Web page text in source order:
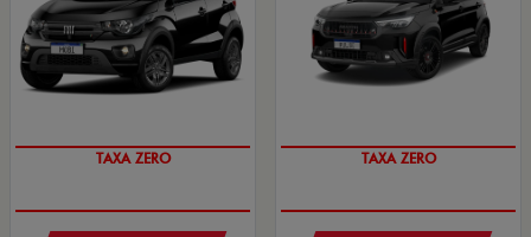
TAXA ZERO TAXA ZERO